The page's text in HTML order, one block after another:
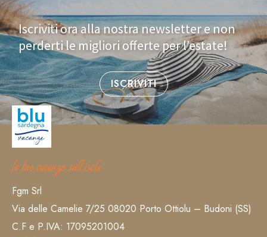
Iscriviti ora alla nostra newsletter e non
perderti le migliori offerte per l’estate!
ISCRIVITI
le tue vacanze sull’isola
Fgm Srl
Via delle Camelie 7/25 08020 Porto Ottiolu – Budoni (SS)
C.F e P.IVA: 17095201004